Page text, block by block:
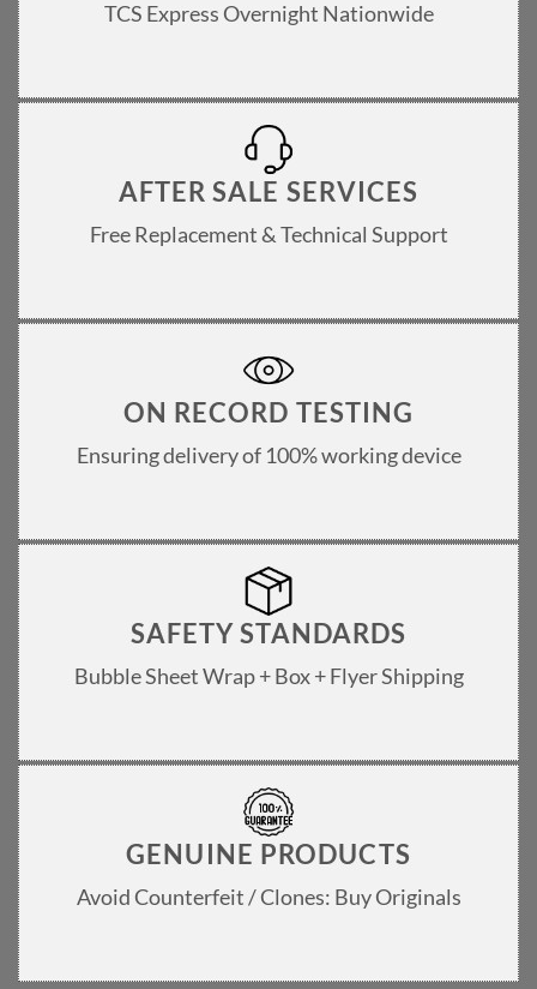
TCS Express Overnight Nationwide
AFTER SALE SERVICES
Free Replacement & Technical Support
ON RECORD TESTING
Ensuring delivery of 100% working device
SAFETY STANDARDS
Bubble Sheet Wrap + Box + Flyer Shipping
GENUINE PRODUCTS
Avoid Counterfeit / Clones: Buy Originals